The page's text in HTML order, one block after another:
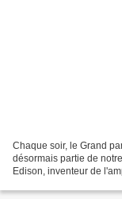
Chaque soir, le Grand
désormais partie de
Edison, inventeur de